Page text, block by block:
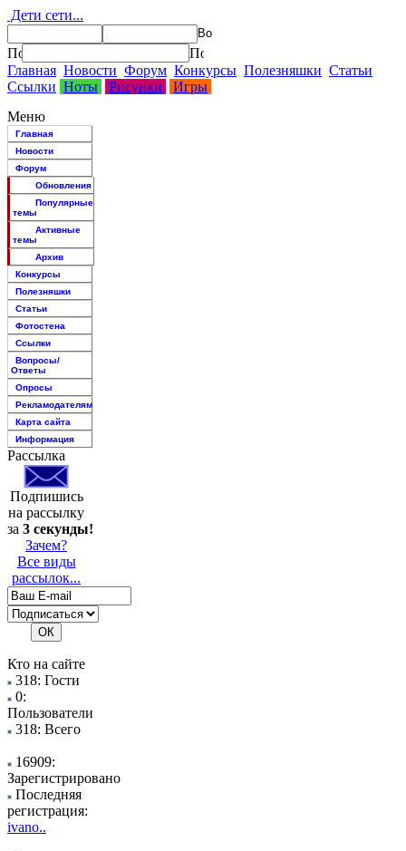
Дети сети...
Главная Новости Форум Конкурсы Полезняшки Статьи
Ссылки Ноты Рисунки
Игры
Меню
Главная
Новости
Форум
Обновления
Популярные
темы
Активные
темы
Архив
Конкурсы
Полезняшки
Статьи
Фотостена
Ссылки
Вопросы/
Ответы
Опросы
Рекламодателям
Карта сайта
Информация
Рассылка
Подпишись
на рассылку
за 3 секунды!
Зачем?
Все виды
рассылок...
Кто на сайте
318: Гости
0:
Пользователи
318: Всего
16909:
Зарегистрировано
Последняя
регистрация:
ivano..